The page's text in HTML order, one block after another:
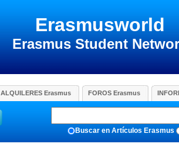
Erasmusworld
Erasmus Student
ALQUILERES Erasmus FOROS Erasmus
Buscar en Artículos Erasmus